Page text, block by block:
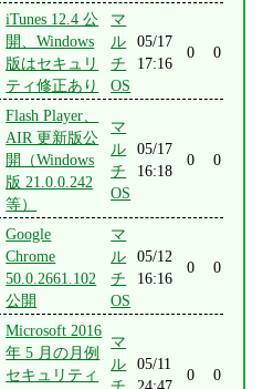
iTunes 12.4 公
開、Windows
版はセキュリ
ティ修正あり
マ
ル
チ
OS
05/17
17:16
0 0
Flash Player、
AIR 更新版公
開（Windows
版 21.0.0.242
等）
マ
ル
チ
OS
05/17
16:18
0 0
Google
Chrome
50.0.2661.102
公開
マ
ル
チ
OS
05/12
16:16
0 0
Microsoft 2016
年 5 月の月例
セキュリティ
マ
ル
05/11
0 0